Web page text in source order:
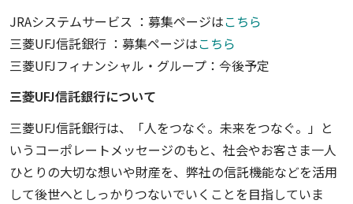
JRAシステムサービス ：募集ページはこちら
三菱UFJ信託銀行 ：募集ページはこちら
三菱UFJフィナンシャル・グループ：今後予定
三菱UFJ信託銀行について
三菱UFJ信託銀行は、「人をつなぐ。未来をつなぐ。」と
いうコーポレートメッセージのもと、社会やお客さま一人
ひとりの大切な想いや財産を、弊社の信託機能などを活用
して後世へとしっかりつないでいくことを目指していま